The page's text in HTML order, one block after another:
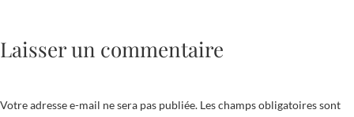
Laisser un commentaire
Votre adresse e-mail ne sera pas publiée. Les champs obligatoires sont